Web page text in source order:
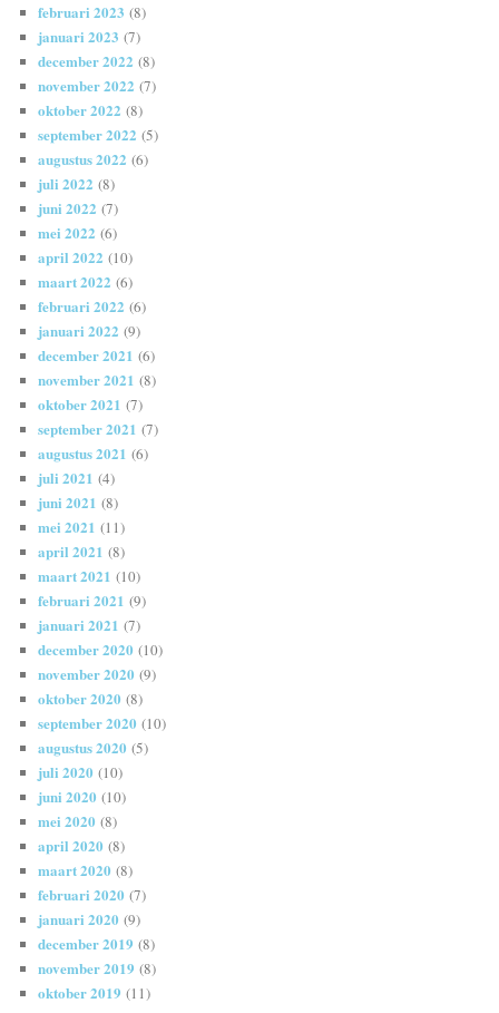
februari 2023 (8)
januari 2023 (7)
december 2022 (8)
november 2022 (7)
oktober 2022 (8)
september 2022 (5)
augustus 2022 (6)
juli 2022 (8)
juni 2022 (7)
mei 2022 (6)
april 2022 (10)
maart 2022 (6)
februari 2022 (6)
januari 2022 (9)
december 2021 (6)
november 2021 (8)
oktober 2021 (7)
september 2021 (7)
augustus 2021 (6)
juli 2021 (4)
juni 2021 (8)
mei 2021 (11)
april 2021 (8)
maart 2021 (10)
februari 2021 (9)
januari 2021 (7)
december 2020 (10)
november 2020 (9)
oktober 2020 (8)
september 2020 (10)
augustus 2020 (5)
juli 2020 (10)
juni 2020 (10)
mei 2020 (8)
april 2020 (8)
maart 2020 (8)
februari 2020 (7)
januari 2020 (9)
december 2019 (8)
november 2019 (8)
oktober 2019 (11)